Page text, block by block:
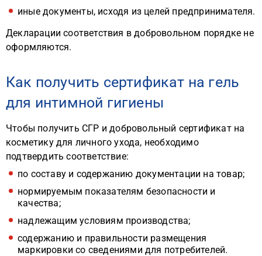
иные документы, исходя из целей предпринимателя.
Декларации соответствия в добровольном порядке не
оформляются.
Как получить сертификат на гель
для интимной гигиены
Чтобы получить СГР и добровольный сертификат на
косметику для личного ухода, необходимо
подтвердить соответствие:
по составу и содержанию документации на товар;
нормируемым показателям безопасности и
качества;
надлежащим условиям производства;
содержанию и правильности размещения
маркировки со сведениями для потребителей.